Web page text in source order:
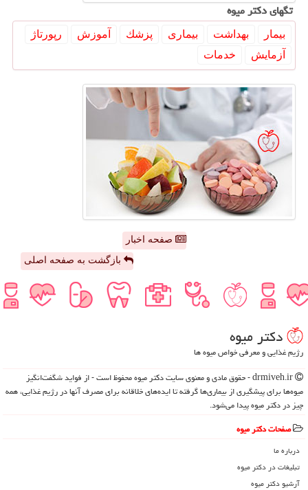
تگهای دكتر میوه
بیمار بهداشت بیماری پزشك آموزش
رپورتاژ
آزمایش
خدمات
صفحه اخبار
بازگشت به صفحه اصلی
دكتر میوه
رژیم غذایی و معرفی خواص میوه ها
drmiveh.ir - حقوق مادی و معنوی سایت دكتر میوه محفوظ است - از فواید شگفت‌انگیز
میوه‌ها برای پیشگیری از بیماری‌ها گرفته تا ایده‌های خلاقانه برای مصرف آنها در رژیم غذایی، همه
چیز در دکتر میوه پیدا می‌شود.
صفحات دكتر میوه
درباره ما
تبلیغات در دكتر میوه
آرشیو دكتر میوه